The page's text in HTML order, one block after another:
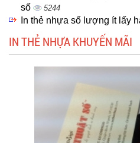
số
5244
In thẻ nhựa số lượng ít lấy
IN THẺ NHỰA KHUYẾN MÃI